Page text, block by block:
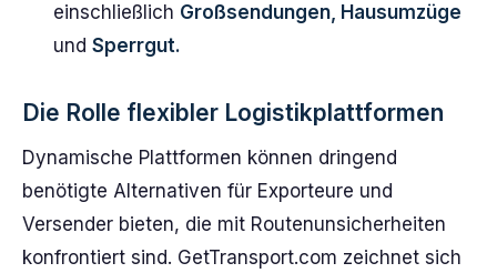
einschließlich Großsendungen, Hausumzüge
und Sperrgut.
Die Rolle flexibler Logistikplattformen
Dynamische Plattformen können dringend
benötigte Alternativen für Exporteure und
Versender bieten, die mit Routenunsicherheiten
konfrontiert sind. GetTransport.com zeichnet sich